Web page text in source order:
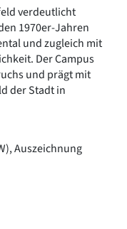
verdeutlicht
1970er-Jahren
und zugleich mit
Der Campus
und prägt mit
der Stadt in
Auszeichnung